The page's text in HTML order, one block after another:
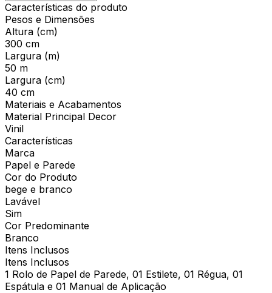
Características do produto
Pesos e Dimensões
Altura (cm)
300 cm
Largura (m)
50 m
Largura (cm)
40 cm
Materiais e Acabamentos
Material Principal Decor
Vinil
Características
Marca
Papel e Parede
Cor do Produto
bege e branco
Lavável
Sim
Cor Predominante
Branco
Itens Inclusos
Itens Inclusos
1 Rolo de Papel de Parede, 01 Estilete, 01 Régua, 01
Espátula e 01 Manual de Aplicação